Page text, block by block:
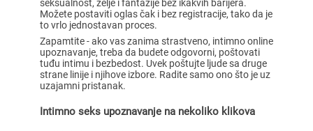
seksualnost, želje i fantazije bez ikakvih barijera.
Možete postaviti oglas čak i bez registracije, tako da je
to vrlo jednostavan proces.
Zapamtite - ako vas zanima strastveno, intimno online
upoznavanje, treba da budete odgovorni, poštovati
tuđu intimu i bezbedost. Uvek poštujte ljude sa druge
strane linije i njihove izbore. Radite samo ono što je uz
uzajamni pristanak.
Intimno seks upoznavanje na nekoliko klikova